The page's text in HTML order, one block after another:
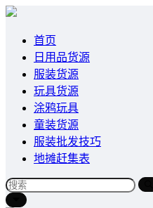
首页
日用品货源
服装货源
玩具货源
涂鸦玩具
童装货源
服装批发技巧
地摊赶集表